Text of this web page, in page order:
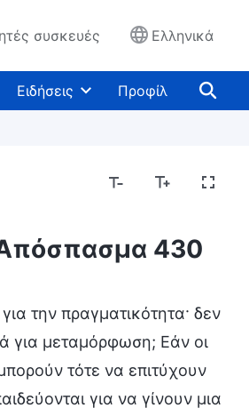
συσκευές Ελληνικά
Ειδήσεις Προφίλ
Απόσπασμα 430
την πραγματικότητα· δεν
για μεταμόρφωση; Εάν οι
τότε να επιτύχουν
για να γίνουν μια